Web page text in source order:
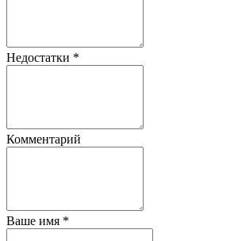
Недостатки *
Комментарий
Ваше имя *